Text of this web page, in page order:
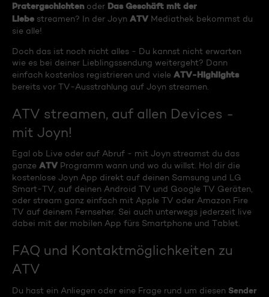
Pratergschichtenoder Das Geschäft mit der
Liebe streamen? In der Joyn ATV Mediathek bekommst du
sie alle!
Doch das ist noch nicht alles - Du kannst nicht erwarten
wie es bei deiner Lieblingssendung weitergeht? Dann
einfach kostenlos registrieren und viele ATV-Highlights
bereits vor TV-Ausstrahlung auf Joyn streamen.
ATV streamen, auf allen Devices -
mit Joyn!
Egal ob Live oder auf Abruf - mit Joyn streamst du das
ganze ATV Programm wann und wo du willst. Hol dir die
kostenlose Joyn App direkt auf deinen Samsung und LG
Smart-TV, auf deinen Android TV und Google TV Geräten,
oder stream ganz einfach mit Apple TV oder Amazon Fire
TV auf deinem Fernseher. Sei auch unterwegs jederzeit live
dabei mit der mobilen App fürs Smartphone und Tablet.
FAQ und Kontaktmöglichkeiten zu
ATV
Du hast ein Anliegen oder eine Frage rund um diesen Sender